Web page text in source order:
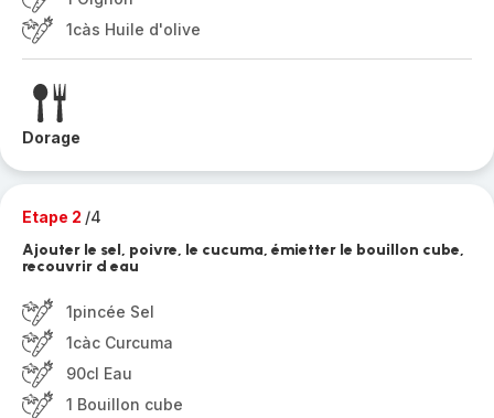
1càs Huile d'olive
Dorage
Etape 2 /4
Ajouter le sel, poivre, le cucuma, émietter le bouillon cube,
recouvrir d eau
1pincée Sel
1càc Curcuma
90cl Eau
1 Bouillon cube